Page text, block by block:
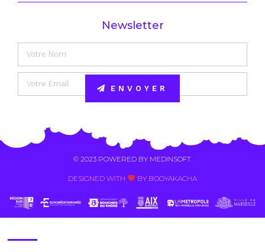
Newsletter
ENVOYER
© 2023 POWERED BY MEDINSOFT.
DESIGNED WITH BY BOOYAKACHA​